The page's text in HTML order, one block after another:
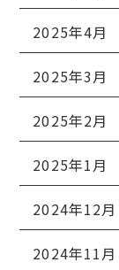
2025年4月
2025年3月
2025年2月
2025年1月
2024年12月
2024年11月